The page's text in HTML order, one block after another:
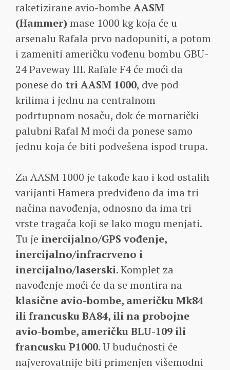
raketizirane avio-bombe AASM
(Hammer) mase 1000 kg koja će u
arsenalu Rafala prvo nadopuniti, a potom
i zameniti američku vođenu bombu GBU-
24 Paveway III. Rafale F4 će moći da
ponese do tri AASM 1000, dve pod
krilima i jednu na centralnom
podrtupnom nosaču, dok će mornarički
palubni Rafal M moći da ponese samo
jednu koja će biti podvešena ispod trupa.
Za AASM 1000 je takođe kao i kod ostalih
varijanti Hamera predviđeno da ima tri
načina navođenja, odnosno da ima tri
vrste tragača koji se lako mogu menjati.
Tu je inercijalno/GPS vođenje,
inercijalno/infracrveno i
inercijalno/laserski. Komplet za
navođenje moći će da se montira na
klasične avio-bombe, američku Mk84
ili francusku BA84, ili na probojne
avio-bombe, američku BLU-109 ili
francusku P1000. U budućnosti će
najverovatnije biti primenjen višemodni